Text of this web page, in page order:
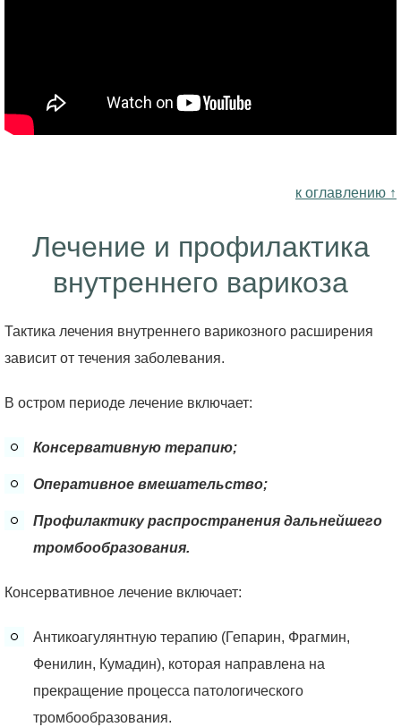
к оглавлению ↑
Лечение и профилактика
внутреннего варикоза
Тактика лечения внутреннего варикозного расширения
зависит от течения заболевания.
В остром периоде лечение включает:
Консервативную терапию;
Оперативное вмешательство;
Профилактику распространения дальнейшего
тромбообразования.
Консервативное лечение включает:
Антикоагулянтную терапию (Гепарин, Фрагмин,
Фенилин, Кумадин), которая направлена на
прекращение процесса патологического
тромбообразования.